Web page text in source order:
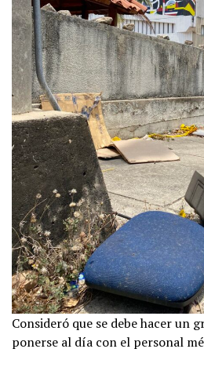
Consideró que se debe hacer un
ponerse al día con el personal